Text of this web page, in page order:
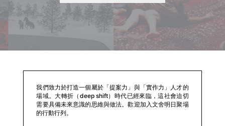
我們致力於打造一個屬於「提案力」與「實作力」人才的
場域。大轉折（deep shift）時代已經來臨，這社會迫切
需要具備未來意識的思維與做法。歡迎加入文舍明日聚場
的行動行列。